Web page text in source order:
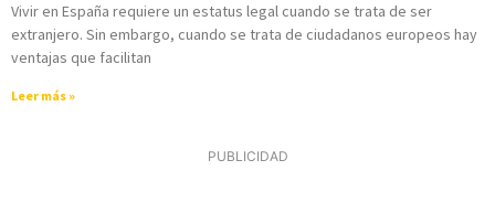
Vivir en España requiere un estatus legal cuando se trata de ser
extranjero. Sin embargo, cuando se trata de ciudadanos europeos hay
ventajas que facilitan
Leer más »
PUBLICIDAD